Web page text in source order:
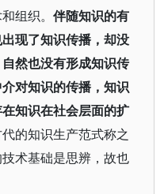
组织。 伴随知识的有
现了知识传播，却没
然也没有形成知识传
对知识的传播，知识
知识在社会层面的扩
的知识生产范式称之
术基础是思辨，故也